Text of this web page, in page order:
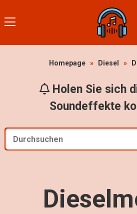
Homepage » Diesel »
Holen Sie sich
Soundeffekte